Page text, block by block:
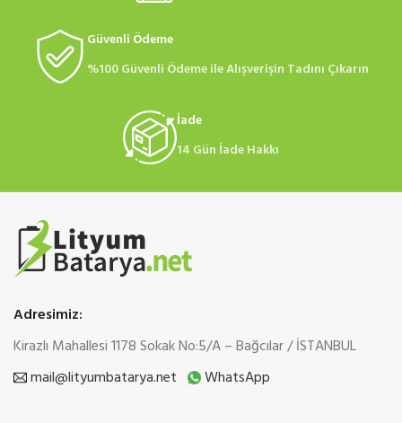
Güvenli Ödeme
%100 Güvenli Ödeme ile Alışverişin Tadını Çıkarın
İade
14 Gün İade Hakkı
Adresimiz:
Kirazlı Mahallesi 1178 Sokak No:5/A – Bağcılar / İSTANBUL
mail@lityumbatarya.net
WhatsApp